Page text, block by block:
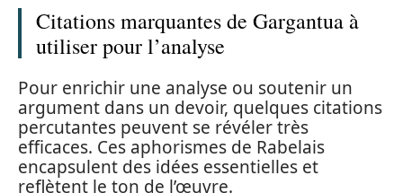
Citations marquantes de Gargantua à
utiliser pour l’analyse
Pour enrichir une analyse ou soutenir un
argument dans un devoir, quelques citations
percutantes peuvent se révéler très
efficaces. Ces aphorismes de Rabelais
encapsulent des idées essentielles et
reflètent le ton de l’œuvre.